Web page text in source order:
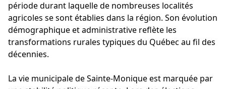
période durant laquelle de nombreuses localités
agricoles se sont établies dans la région. Son évolution
démographique et administrative reflète les
transformations rurales typiques du Québec au fil des
décennies.
La vie municipale de Sainte-Monique est marquée par